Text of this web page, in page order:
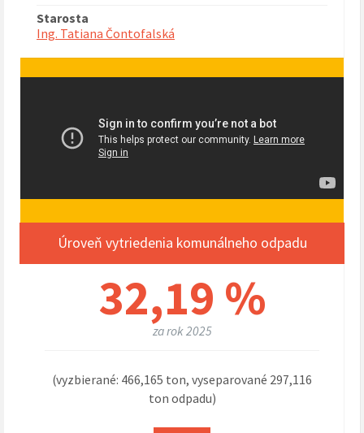
Starosta
Ing. Tatiana Čontofalská
Úroveň vytriedenia komunálneho odpadu
32,19 %
za rok 2025
(vyzbierané: 466,165 ton, vyseparované 297,116
ton odpadu)